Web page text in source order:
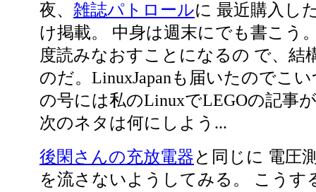
夜、 雑誌パトロールに 最近購入し
け掲載。 中身は週末にでも書こう
度読みなおすことになるの で、結
のだ。LinuxJapanも届いたのでこ
の号には私のLinuxでLEGOの記事
次のネタは何にしよう...
後閑さんの充放電器と同じに 電圧
を流さないようしてみる。 こうす